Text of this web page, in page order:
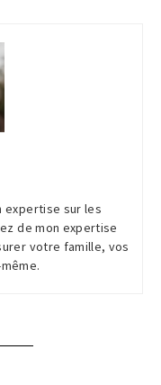
expertise sur les
de mon expertise
votre famille, vos